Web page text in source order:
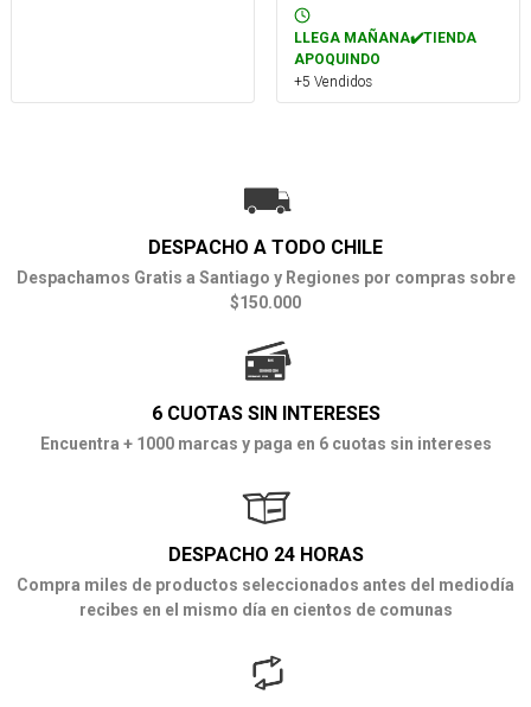
LLEGA MAÑANA✔️TIENDA
APOQUINDO
+5 Vendidos
DESPACHO A TODO CHILE
Despachamos Gratis a Santiago y Regiones por compras sobre
$150.000
6 CUOTAS SIN INTERESES
Encuentra + 1000 marcas y paga en 6 cuotas sin intereses
DESPACHO 24 HORAS
Compra miles de productos seleccionados antes del mediodía
recibes en el mismo día en cientos de comunas